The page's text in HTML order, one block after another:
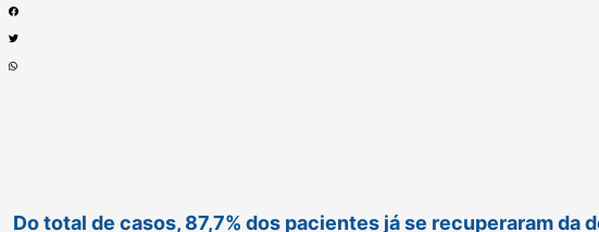
Do total de casos, 87,7% dos pacientes já se recuperaram da